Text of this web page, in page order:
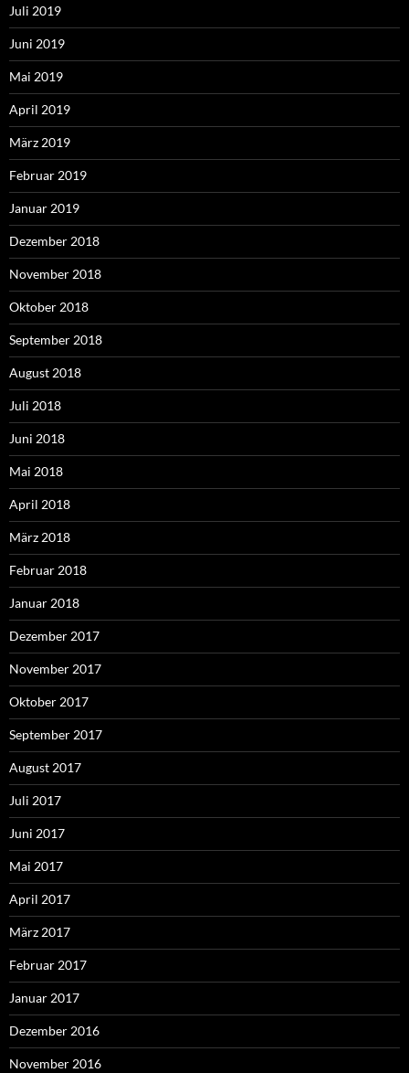
Juli 2019
Juni 2019
Mai 2019
April 2019
März 2019
Februar 2019
Januar 2019
Dezember 2018
November 2018
Oktober 2018
September 2018
August 2018
Juli 2018
Juni 2018
Mai 2018
April 2018
März 2018
Februar 2018
Januar 2018
Dezember 2017
November 2017
Oktober 2017
September 2017
August 2017
Juli 2017
Juni 2017
Mai 2017
April 2017
März 2017
Februar 2017
Januar 2017
Dezember 2016
November 2016